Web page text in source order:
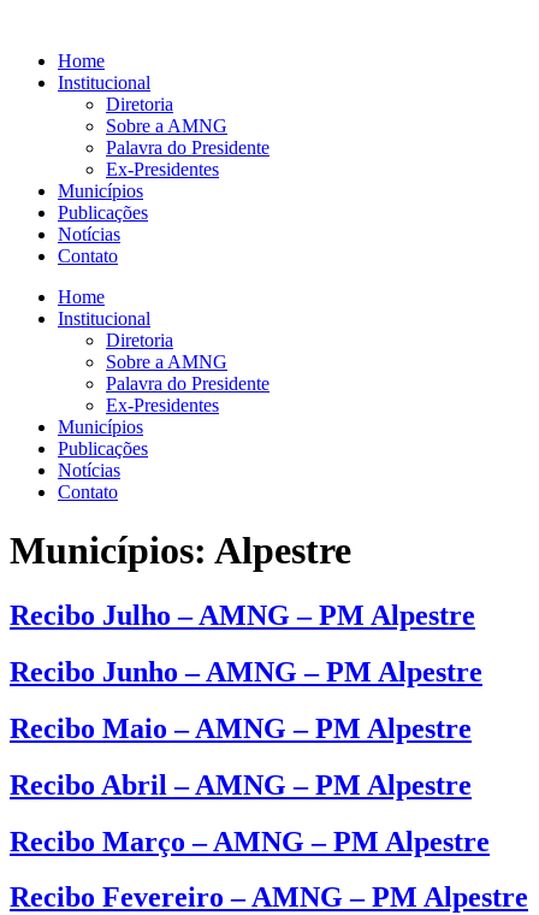
conteúdo
Home
Institucional
Diretoria
Sobre a AMNG
Palavra do Presidente
Ex-Presidentes
Municípios
Publicações
Notícias
Contato
Home
Institucional
Diretoria
Sobre a AMNG
Palavra do Presidente
Ex-Presidentes
Municípios
Publicações
Notícias
Contato
Municípios: Alpestre
Recibo Julho – AMNG – PM Alpestre
Recibo Junho – AMNG – PM Alpestre
Recibo Maio – AMNG – PM Alpestre
Recibo Abril – AMNG – PM Alpestre
Recibo Março – AMNG – PM Alpestre
Recibo Fevereiro – AMNG – PM Alpestre